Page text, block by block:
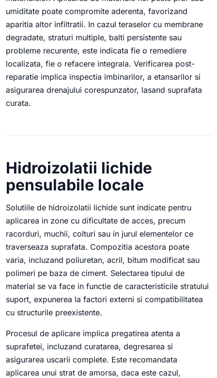
umiditate poate compromite aderenta, favorizand
aparitia altor infiltratii. In cazul teraselor cu membrane
degradate, straturi multiple, balti persistente sau
probleme recurente, este indicata fie o remediere
localizata, fie o refacere integrala. Verificarea post-
reparatie implica inspectia imbinarilor, a etansarilor si
asigurarea drenajului corespunzator, lasand suprafata
curata.
Hidroizolatii lichide
pensulabile locale
Solutiile de hidroizolatii lichide sunt indicate pentru
aplicarea in zone cu dificultate de acces, precum
racorduri, muchii, colturi sau in jurul elementelor ce
traverseaza suprafata. Compozitia acestora poate
varia, incluzand poliuretan, acril, bitum modificat sau
polimeri pe baza de ciment. Selectarea tipului de
material se va face in functie de caracteristicile stratului
suport, expunerea la factori externi si compatibilitatea
cu structurile preexistente.
Procesul de aplicare implica pregatirea atenta a
suprafetei, incluzand curatarea, degresarea si
asigurarea uscarii complete. Este recomandata
aplicarea unui strat de amorsa, daca este cazul,